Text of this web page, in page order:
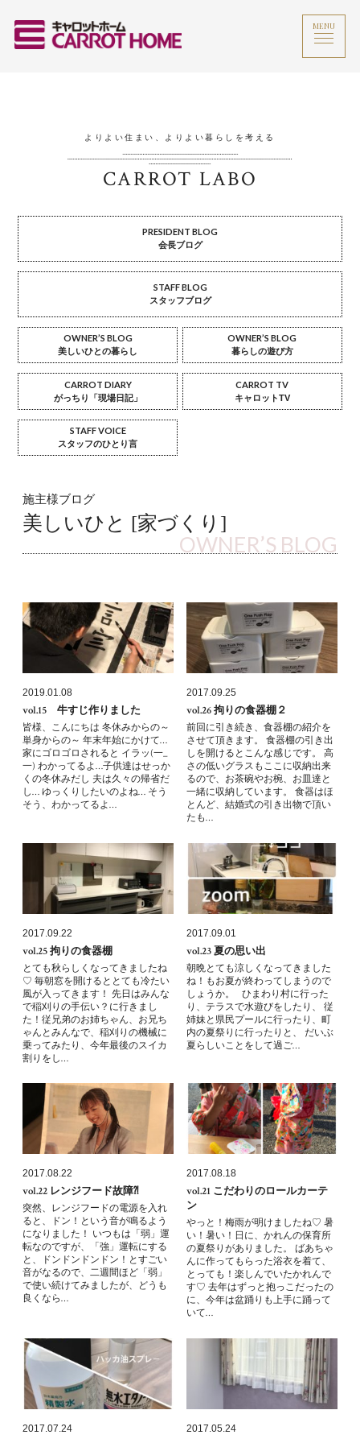
MENU
よりよい住まい、よりよい暮らしを考える
CARROT LABO
PRESIDENT BLOG
会長ブログ
STAFF BLOG
スタッフブログ
OWNER’S BLOG
美しいひとの暮らし
OWNER’S BLOG
暮らしの遊び方
CARROT DIARY
がっちり「現場日記」
CARROT TV
キャロットTV
STAFF VOICE
スタッフのひとり言
施主様ブログ
美しいひと [家づくり]
OWNER’S BLOG
2019.01.08
vol.15 牛すじ作りました
皆様、こんにちは 冬休みからの～
単身からの～ 年末年始にかけて…
家にゴロゴロされると イラッ(一_
一) わかってるよ…子供達はせっか
くの冬休みだし 夫は久々の帰省だ
し… ゆっくりしたいのよね… そう
そう、わかってるよ…
2017.09.25
vol.26 拘りの食器棚２
前回に引き続き、食器棚の紹介を
させて頂きます。 食器棚の引き出
しを開けるとこんな感じです。 高
さの低いグラスもここに収納出来
るので、お茶碗やお椀、お皿達と
一緒に収納しています。 食器はほ
とんど、結婚式の引き出物で頂い
たも…
2017.09.22
vol.25 拘りの食器棚
とても秋らしくなってきましたね
♡ 毎朝窓を開けるととても冷たい
風が入ってきます！ 先日はみんな
で稲刈りの手伝い？に行きまし
た！従兄弟のお姉ちゃん、お兄ち
ゃんとみんなで、稲刈りの機械に
乗ってみたり、今年最後のスイカ
割りをし…
2017.09.01
vol.23 夏の思い出
朝晩とても涼しくなってきました
ね！もお夏が終わってしまうので
しょうか。 ひまわり村に行った
り、テラスで水遊びをしたり、 従
姉妹と県民プールに行ったり、町
内の夏祭りに行ったりと、 だいぶ
夏らしいことをして過ご…
2017.08.22
vol.22 レンジフード故障⁈
突然、レンジフードの電源を入れ
ると、ドン！という音が鳴るよう
になりました！ いつもは「弱」運
転なのですが、「強」運転にする
と、ドンドンドンドン！とすごい
音がなるので、二週間ほど「弱」
で使い続けてみましたが、どうも
良くなら…
2017.08.18
vol.21 こだわりのロールカーテ
ン
やっと！梅雨が明けましたね♡ 暑
い！暑い！日に、かれんの保育所
の夏祭りがありました。 ばあちゃ
んに作ってもらった浴衣を着て、
とっても！楽しんでいたかれんで
す♡ 去年はずっと抱っこだったの
に、今年は盆踊りも上手に踊って
いて…
2017.07.24 2017.05.24